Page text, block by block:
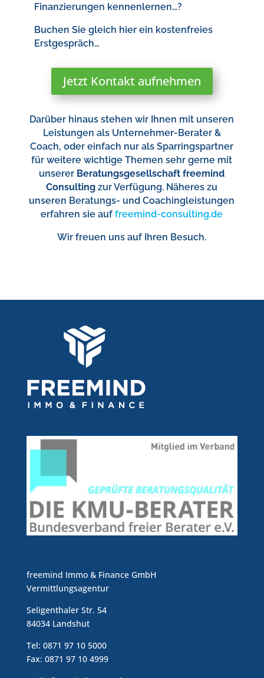
Finanzierungen kennenlernen…?
Buchen Sie gleich hier ein kostenfreies
Erstgespräch…
Jetzt Kontakt aufnehmen
Darüber hinaus stehen wir Ihnen mit unseren
Leistungen als Unternehmer-Berater &
Coach, oder einfach nur als Sparringspartner
für weitere wichtige Themen sehr gerne mit
unserer Beratungsgesellschaft freemind
Consulting zur Verfügung. Näheres zu
unseren Beratungs- und Coachingleistungen
erfahren sie auffreemind-consulting.de
Wir freuen uns auf Ihren Besuch.
freemind Immo & Finance GmbH
Vermittlungsagentur
Seligenthaler Str. 54
84034 Landshut
Tel: 0871 97 10 5000
Fax: 0871 97 10 4999